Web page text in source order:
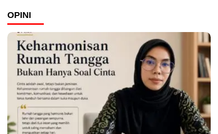
OPINI